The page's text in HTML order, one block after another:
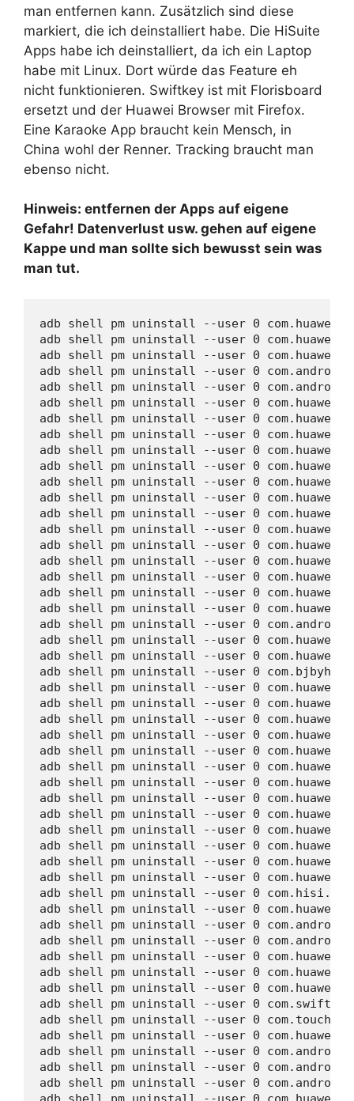
man entfernen kann. Zusätzlich sind diese
markiert, die ich deinstalliert habe. Die HiSuite
Apps habe ich deinstalliert, da ich ein Laptop
habe mit Linux. Dort würde das Feature eh
nicht funktionieren. Swiftkey ist mit Florisboard
ersetzt und der Huawei Browser mit Firefox.
Eine Karaoke App braucht kein Mensch, in
China wohl der Renner. Tracking braucht man
ebenso nicht.
Hinweis: entfernen der Apps auf eigene
Gefahr! Datenverlust usw. gehen auf eigene
Kappe und man sollte sich bewusst sein was
man tut.
adb shell pm uninstall --user 0
adb shell pm uninstall --user 0
adb shell pm uninstall --user 0
adb shell pm uninstall --user 0
adb shell pm uninstall --user 0
adb shell pm uninstall --user 0
adb shell pm uninstall --user 0
adb shell pm uninstall --user 0
adb shell pm uninstall --user 0
adb shell pm uninstall --user 0
adb shell pm uninstall --user 0
adb shell pm uninstall --user 0
adb shell pm uninstall --user 0
adb shell pm uninstall --user 0
adb shell pm uninstall --user 0
adb shell pm uninstall --user 0
adb shell pm uninstall --user 0
adb shell pm uninstall --user 0
adb shell pm uninstall --user 0
adb shell pm uninstall --user 0
adb shell pm uninstall --user 0
adb shell pm uninstall --user 0
adb shell pm uninstall --user 0
adb shell pm uninstall --user 0
adb shell pm uninstall --user 0
adb shell pm uninstall --user 0
adb shell pm uninstall --user 0
adb shell pm uninstall --user 0
adb shell pm uninstall --user 0
adb shell pm uninstall --user 0
adb shell pm uninstall --user 0
adb shell pm uninstall --user 0
adb shell pm uninstall --user 0
adb shell pm uninstall --user 0
adb shell pm uninstall --user 0
adb shell pm uninstall --user 0
adb shell pm uninstall --user 0
adb shell pm uninstall --user 0
adb shell pm uninstall --user 0
adb shell pm uninstall --user 0
adb shell pm uninstall --user 0
adb shell pm uninstall --user 0
adb shell pm uninstall --user 0
adb shell pm uninstall --user 0
adb shell pm uninstall --user 0
adb shell pm uninstall --user 0
adb shell pm uninstall --user 0
adb shell pm uninstall --user 0
adb shell pm uninstall --user 0